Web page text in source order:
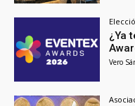
¿Ya
Vero